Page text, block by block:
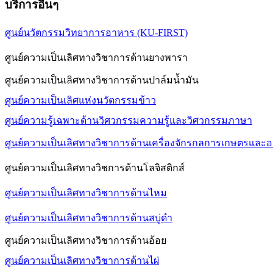
บริการอื่นๆ
ศูนย์นวัตกรรมวิทยาการอาหาร (KU-FIRST)
ศูนย์ความเป็นเลิศทางวิชาการด้านยางพารา
ศูนย์ความเป็นเลิศทางวิชาการด้านปาล์มน้ำมัน
ศูนย์ความเป็นเลิศแห่งนวัตกรรมข้าว
ศูนย์ความรู้เฉพาะด้านวิศวกรรมความรู้และวิศวกรรมภาษา
ศูนย์ความเป็นเลิศทางวิชาการด้านเครื่องจักรกลการเกษตรและ
ศูนย์ความเป็นเลิศทางวิชการด้านโลจิสติกส์
ศูนย์ความเป็นเลิศทางวิชาการด้านไหม
ศูนย์ความเป็นเลิศทางวิชาการด้านสบู่ดำ
ศูนย์ความเป็นเลิศทางวิชาการด้านอ้อย
ศูนย์ความเป็นเลิศทางวิชาการด้านไผ่